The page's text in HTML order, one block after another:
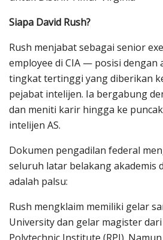
Siapa David Rush?
Rush menjabat sebagai senior
employee di CIA — posisi dengan
tingkat tertinggi yang diberikan
pejabat intelijen. Ia bergabung
dan meniti karir hingga ke
intelijen AS.
Dokumen pengadilan federal
seluruh latar belakang akademis
adalah palsu:
Rush mengklaim memiliki gelar
University dan gelar magister